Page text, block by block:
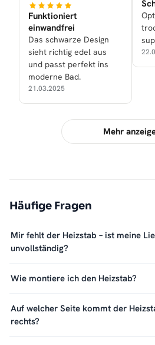
Funktioniert
einwandfrei
Das schwarze Design
sieht richtig edel aus
und passt perfekt ins
moderne Bad.
21.03.2025
Mehr
Häufige Fragen
Mir fehlt der Heizstab – ist meine
unvollständig?
Wie montiere ich den Heizstab?
Auf welcher Seite kommt der
rechts?